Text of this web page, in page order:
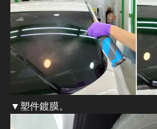
▼塑件鍍膜。